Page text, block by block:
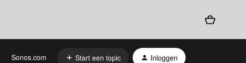
Sonos.com Start een topic Inloggen